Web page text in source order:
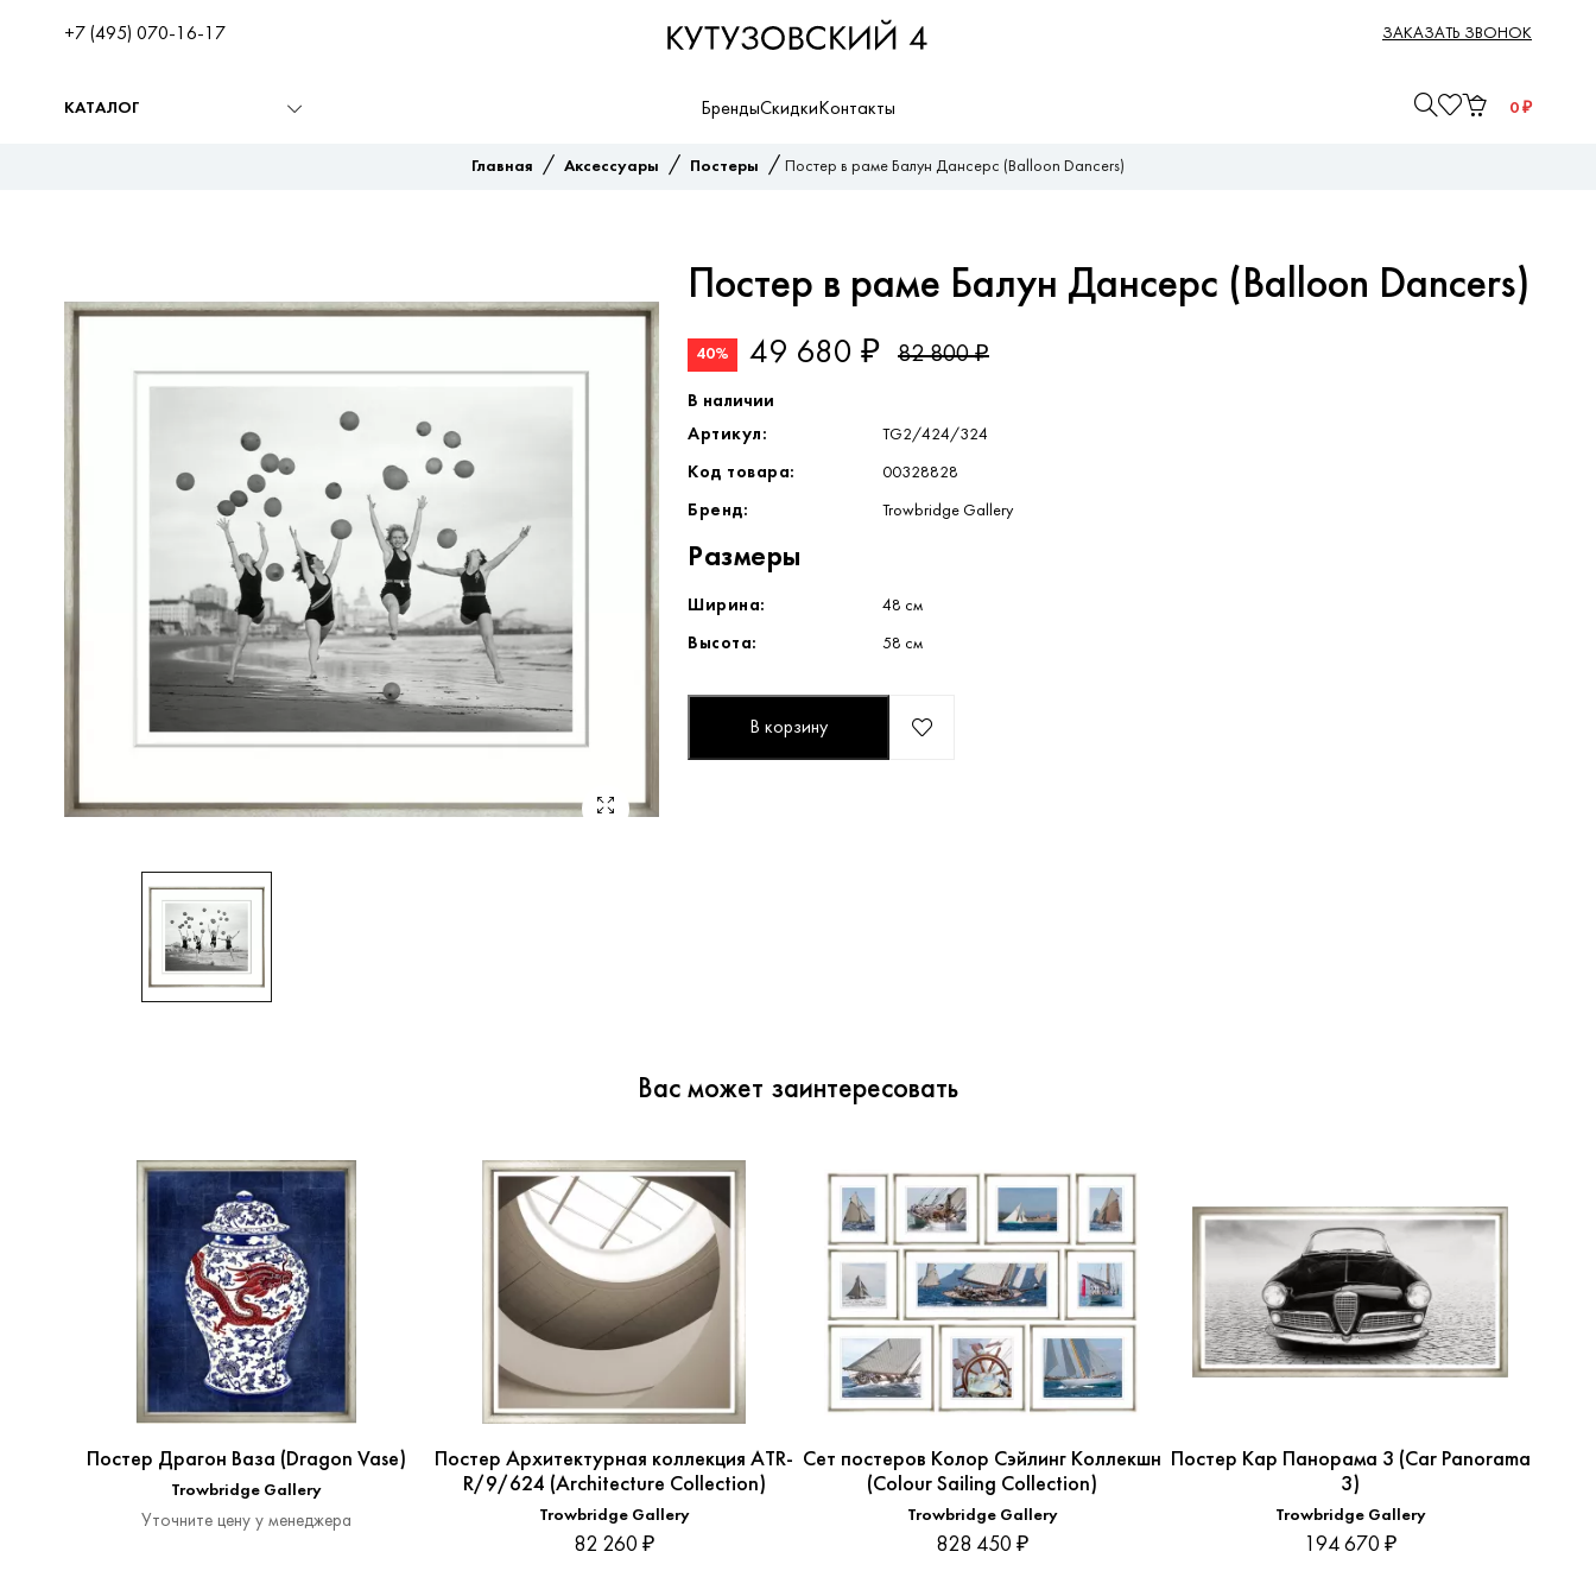
+7 (495) 070-16-17 ЗАКАЗАТЬ ЗВОНОК
КАТАЛОГ БрендыСкидки Контакты 0 ₽
Главная / Аксессуары / Постеры / Постер в раме Балун Дансерс (Balloon Dancers)
Постер в раме Балун Дансерс (Balloon Dancers)
40% 49 680 ₽ 82 800 ₽
В наличии
Артикул:
TG2/424/324
Код товара: 00328828
Бренд: Trowbridge Gallery
Размеры
Ширина: 48 см
Высота: 58 см
В корзину
Вас может заинтересовать
Постер Драгон Ваза (Dragon Vase)
Trowbridge Gallery
Уточните цену у менеджера
Постер Архитектурная коллекция ATR-
R/9/624 (Architecture Collection)
Trowbridge Gallery
82 260 ₽
Сет постеров Колор Сэйлинг Коллекшн
(Colour Sailing Collection)
Trowbridge Gallery
828 450 ₽
Постер Кар Панорама 3 (Car Panorama
3)
Trowbridge Gallery
194 670 ₽